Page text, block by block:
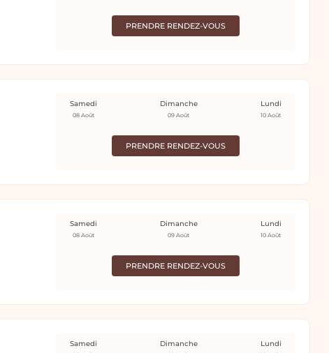
PRENDRE RENDEZ-VOUS
PRENDRE RENDEZ-VOUS
Samedi
08 Août
Dimanche
09 Août
Lundi
10 Août
PRENDRE RENDEZ-VOUS
Samedi
08 Août
Dimanche
09 Août
Lundi
10 Août
Samedi Dimanche Lundi